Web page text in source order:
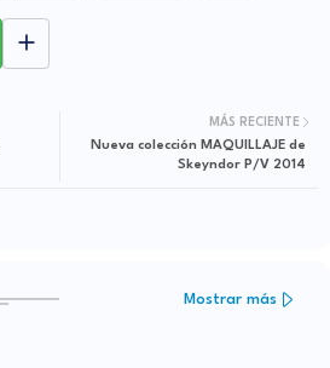
MÁS RECIENTE
Nueva colección MAQUILLAJE de
Skeyndor P/V 2014
Mostrar más